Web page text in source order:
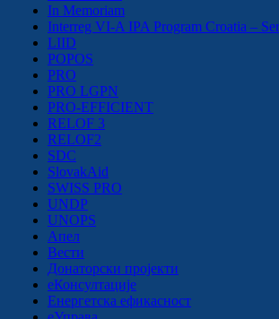
In Memoriam
Interreg VI-A IPA Program Croatia –
LIID
POPOS
PRO
PRO LGPN
PRO-EFFICIENT
RELOF 3
RELOF2
SDC
SlovakAid
SWISS PRO
UNDP
UNOPS
Апел
Вести
Донаторски пројекти
еКонсултације
Енергетска ефикасност